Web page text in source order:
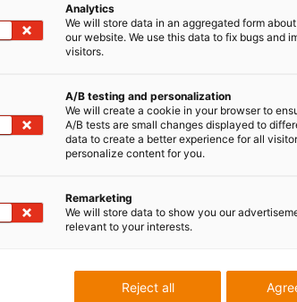
Analytics
We will store data in an aggregated form
our website. We use this data to fix bugs and
visitors.
A/B testing and personalization
We will create a cookie in your browser to
A/B tests are small changes displayed to
data to create a better experience for all
personalize content for you.
Remarketing
We will store data to show you our
relevant to your interests.
Reject all